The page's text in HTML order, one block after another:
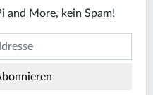
and More, kein Spam!